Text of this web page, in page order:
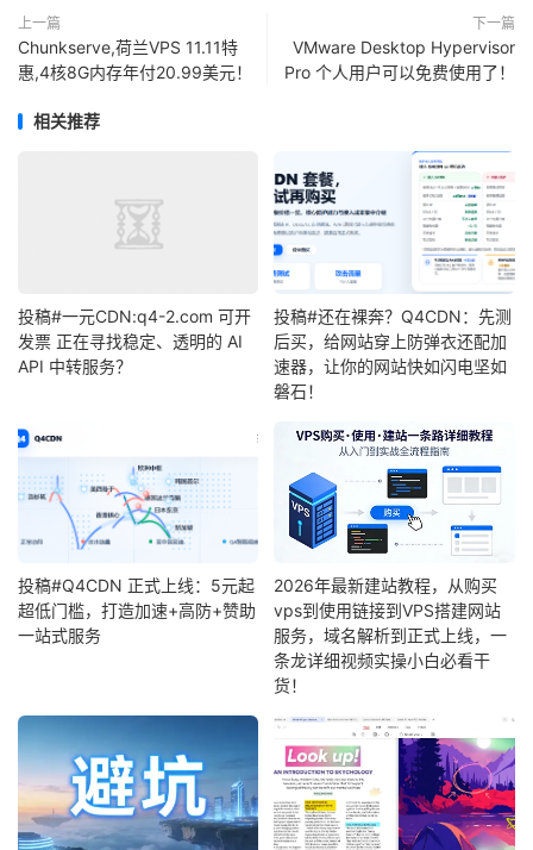
上一篇
Chunkserve,荷兰VPS 11.11特
惠,4核8G内存年付20.99美元！
下一篇
VMware Desktop Hypervisor
Pro 个人用户可以免费使用了！
相关推荐
投稿#一元CDN:q4-2.com 可开
发票 正在寻找稳定、透明的 AI
API 中转服务？
投稿#还在裸奔？Q4CDN：先测
后买，给网站穿上防弹衣还配加
速器，让你的网站快如闪电坚如
磐石！
投稿#Q4CDN 正式上线：5元起
超低门槛，打造加速+高防+赞助
一站式服务
2026年最新建站教程，从购买
vps到使用链接到VPS搭建网站
服务，域名解析到正式上线，一
条龙详细视频实操小白必看干
货！